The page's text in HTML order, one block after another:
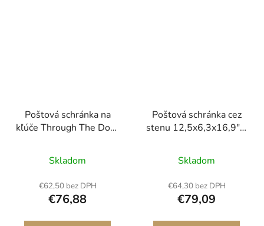
Poštová schránka na
kľúče Through The Door
zámkom čierna
Skladom
€62,50 bez DPH
€76,88
Poštová schránka cez
stenu 12,5x6,3x16,9" s
tmavosivá
Skladom
€64,30 bez DPH
€79,09